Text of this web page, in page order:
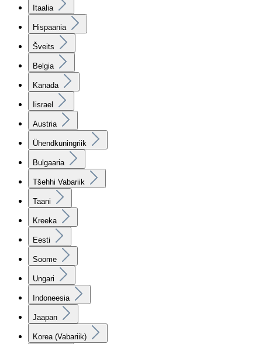
Itaalia
Hispaania
Šveits
Belgia
Kanada
Iisrael
Austria
Ühendkuningriik
Bulgaaria
Tšehhi Vabariik
Taani
Kreeka
Eesti
Soome
Ungari
Indoneesia
Jaapan
Korea (Vabariik)